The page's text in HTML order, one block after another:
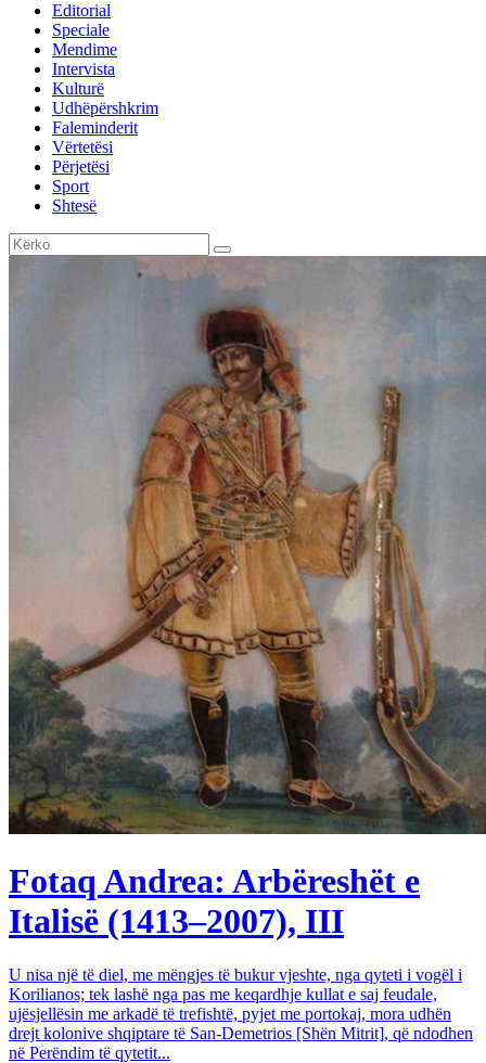
Editorial
Speciale
Mendime
Intervista
Kulturë
Udhëpërshkrim
Faleminderit
Vërtetësi
Përjetësi
Sport
Shtesë
Fotaq Andrea: Arbëreshët e
Italisë (1413–2007), III
U nisa një të diel, me mëngjes të bukur vjeshte, nga qyteti i vogël i
Korilianos; tek lashë nga pas me keqardhje kullat e saj feudale,
ujësjellësin me arkadë të trefishtë, pyjet me portokaj, mora udhën
drejt kolonive shqiptare të San-Demetrios [Shën Mitrit], që ndodhen
në Perëndim të qytetit...